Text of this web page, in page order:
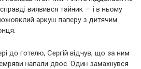
виявився тайник — і в ньому
аркуш паперу з дитячим
до готелю, Сергій відчув, що за ним
напали двоє. Один замахнувся